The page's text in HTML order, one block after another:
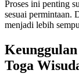
Proses ini penting
sesuai permintaan.
menjadi lebih
Toga